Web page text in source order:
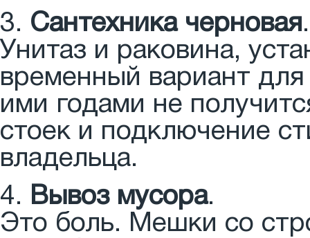
3. Сантехника черновая.
Унитаз и раковина,
временный вариант
ими годами не
стоек и подключение
владельца.
4. Вывоз мусора.
Это боль. Мешки со